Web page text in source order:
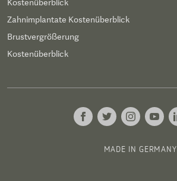
Kostenüberblick
Zahnimplantate Kostenüberblick
Brustvergrößerung
Kostenüberblick
MADE IN GERMANY